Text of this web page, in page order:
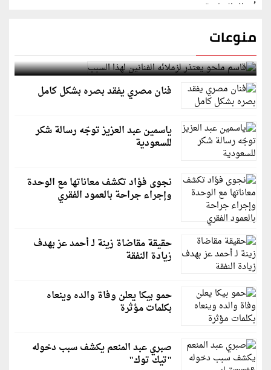
منوعات
قاسم ملحو يعتذر لزملائه الفنانين لهذا السبب
فنان مصري يفقد بصره بشكل كامل
ياسمين عبد العزيز توجّه رسالة شكر
للسعودية
نجوى فؤاد تكشف معاناتها مع الوحدة
وإجراء جراحة بالعمود الفقري
حقيقة مقاضاة زينة لـ أحمد عز بهدف
زيادة النفقة
حمو بيكا يعلن وفاة والده وينعاه
بكلمات مؤثرة
صبري عبد المنعم يكشف سبب دخوله
"تيك توك"